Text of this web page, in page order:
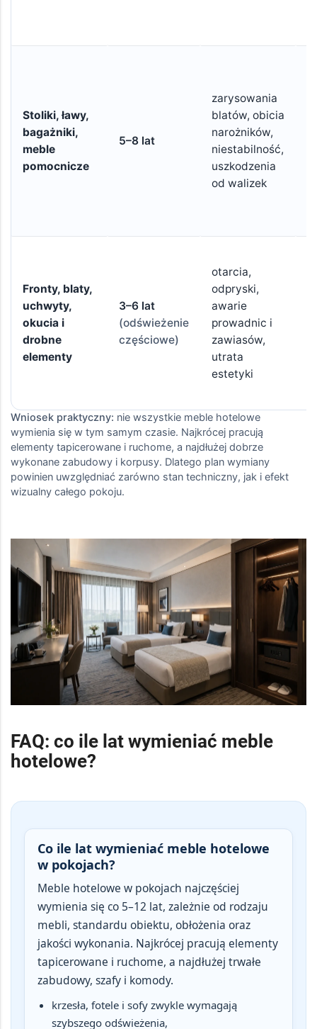
Stoliki, ławy,
bagażniki,
meble
pomocnicze
5–8 lat
zarysowania
blatów, obicia
narożników,
niestabilność,
uszkodzenia
od walizek
Fronty, blaty,
uchwyty,
okucia i
drobne
elementy
3–6 lat
(odświeżenie
częściowe)
otarcia,
odpryski,
awarie
prowadnic i
zawiasów,
utrata
estetyki
Wniosek praktyczny: nie wszystkie meble hotelowe
wymienia się w tym samym czasie. Najkrócej pracują
elementy tapicerowane i ruchome, a najdłużej dobrze
wykonane zabudowy i korpusy. Dlatego plan wymiany
powinien uwzględniać zarówno stan techniczny, jak i efekt
wizualny całego pokoju.
FAQ: co ile lat wymieniać meble
hotelowe?
Co ile lat wymieniać meble hotelowe
w pokojach?
Meble hotelowe w pokojach najczęściej
wymienia się co 5–12 lat, zależnie od rodzaju
mebli, standardu obiektu, obłożenia oraz
jakości wykonania. Najkrócej pracują elementy
tapicerowane i ruchome, a najdłużej trwałe
zabudowy, szafy i komody.
krzesła, fotele i sofy zwykle wymagają
szybszego odświeżenia,